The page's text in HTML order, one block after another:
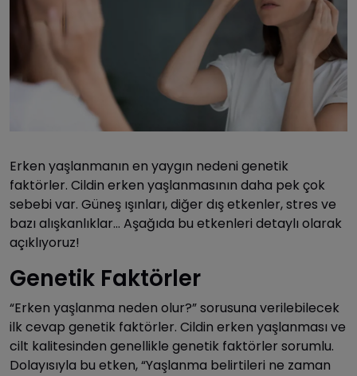
Erken yaşlanmanın en yaygın nedeni genetik
faktörler. Cildin erken yaşlanmasının daha pek çok
sebebi var. Güneş ışınları, diğer dış etkenler, stres ve
bazı alışkanlıklar… Aşağıda bu etkenleri detaylı olarak
açıklıyoruz!
Genetik Faktörler
“Erken yaşlanma neden olur?” sorusuna verilebilecek
ilk cevap genetik faktörler. Cildin erken yaşlanması ve
cilt kalitesinden genellikle genetik faktörler sorumlu.
Dolayısıyla bu etken, “Yaşlanma belirtileri ne zaman